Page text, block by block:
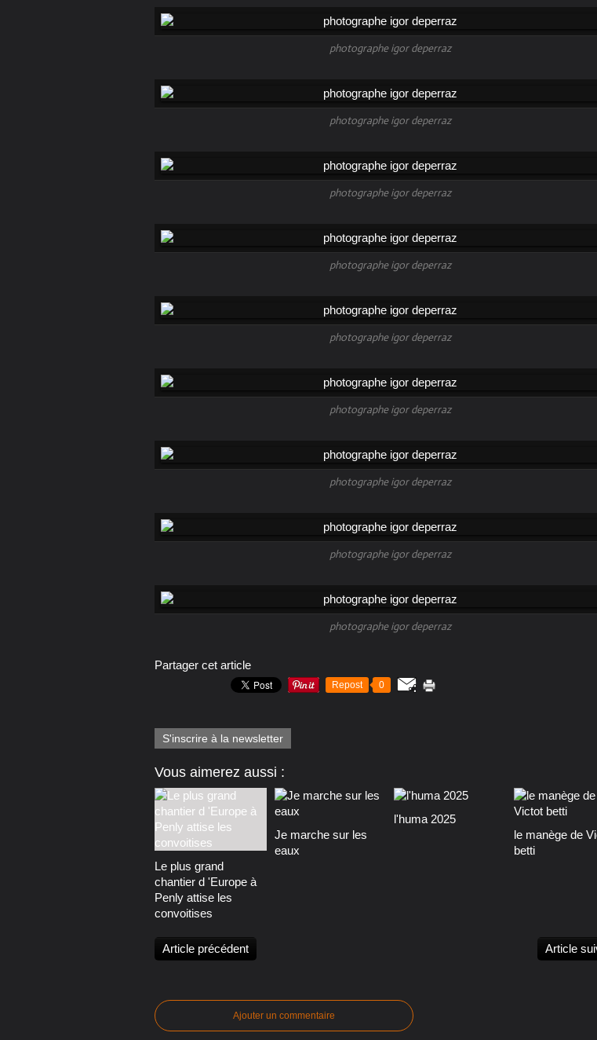
photographe igor deperraz
photographe igor deperraz
photographe igor deperraz
photographe igor deperraz
photographe igor deperraz
photographe igor deperraz
photographe igor deperraz
photographe igor deperraz
photographe igor deperraz
Partager cet article
Repost 0
S'inscrire à la newsletter
Vous aimerez aussi :
Le plus grand
chantier d 'Europe à
Penly attise les
convoitises
Je marche sur les
eaux
l'huma 2025
le manège de
betti
Article précédent Article
Ajouter un commentaire